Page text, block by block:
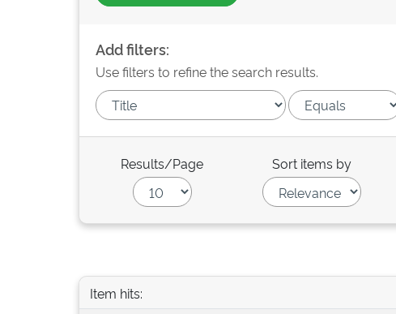
Add filters:
Use filters to refine the search results.
Results/Page Sort items by
Item hits: